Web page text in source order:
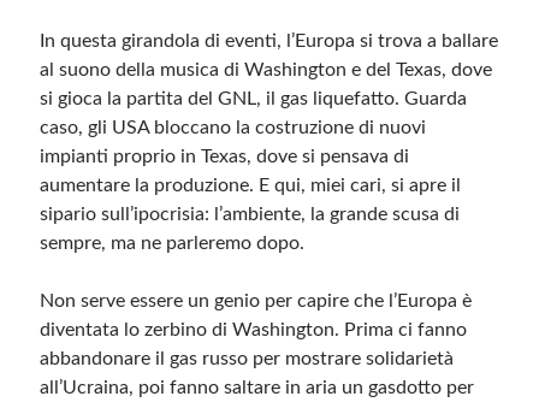
tramite link né del loro contenuto, che può essere soggetto a variazioni nel tempo.
Meta
Accedi
Feed dei contenuti
Feed dei commenti
In questa girandola di eventi, l’Europa si trova a ballare
al suono della musica di Washington e del Texas, dove
si gioca la partita del GNL, il gas liquefatto. Guarda
caso, gli USA bloccano la costruzione di nuovi
impianti proprio in Texas, dove si pensava di
aumentare la produzione. E qui, miei cari, si apre il
sipario sull’ipocrisia: l’ambiente, la grande scusa di
sempre, ma ne parleremo dopo.
Non serve essere un genio per capire che l’Europa è
diventata lo zerbino di Washington. Prima ci fanno
abbandonare il gas russo per mostrare solidarietà
all’Ucraina, poi fanno saltare in aria un gasdotto per